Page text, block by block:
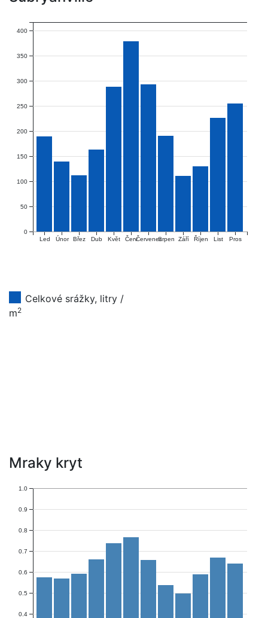
Led Únor Břez Dub Květ ČervČervenecSrpen Září Říjen List Pros
0
50
100
150
200
250
300
350
400
Celkové srážky, litry /
m2
Mraky kryt
0.4
0.5
0.6
0.7
0.8
0.9
1.0